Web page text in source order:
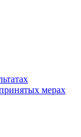
мерах